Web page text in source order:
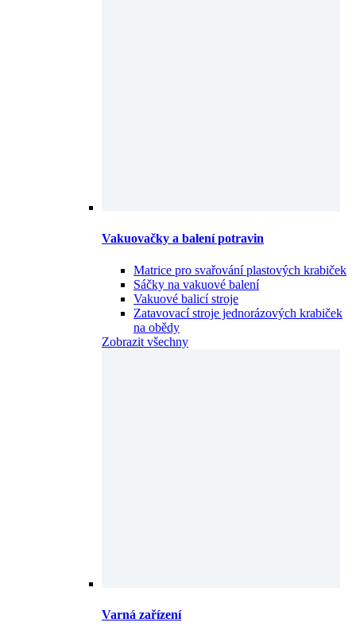
Vakuovačky a balení potravin
Matrice pro svařování plastových krabiček
Sáčky na vakuové balení
Vakuové balicí stroje
Zatavovací stroje jednorázových krabiček
na obědy
Zobrazit všechny
Varná zařízení